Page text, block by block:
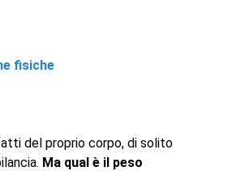
fisiche
del proprio corpo, di solito
Ma qual è il peso